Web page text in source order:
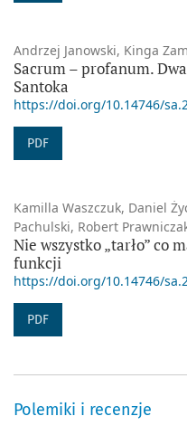
Andrzej Janowski, Kinga
Sacrum – profanum.
Santoka
https://doi.org/10.14746/
PDF
Kamilla Waszczuk, Daniel
Pachulski, Robert
Nie wszystko „tarło” co
funkcji
https://doi.org/10.14746/
PDF
Polemiki i recenzje